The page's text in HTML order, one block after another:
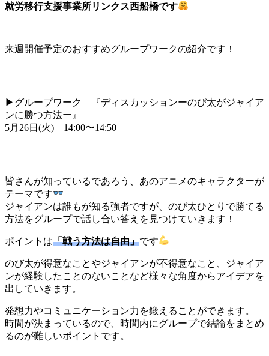
就労移行支援事業所リンクス西船橋です
来週開催予定のおすすめグループワークの紹介です！
▶グループワーク 『ディスカッションーのび太がジャイア
ンに勝つ方法ー』
5月26日(火) 14:00〜14:50
皆さんが知っているであろう、あのアニメのキャラクターが
テーマです
ジャイアンは誰もが知る強者ですが、のび太ひとりで勝てる
方法をグループで話し合い答えを見つけていきます！
ポイントは「戦う方法は自由」です
のび太が得意なことやジャイアンが不得意なこと、ジャイア
ンが経験したことのないことなど様々な角度からアイデアを
出していきます。
発想力やコミュニケーション力を鍛えることができます。
時間が決まっているので、時間内にグループで結論をまとめ
るのが難しいポイントです。